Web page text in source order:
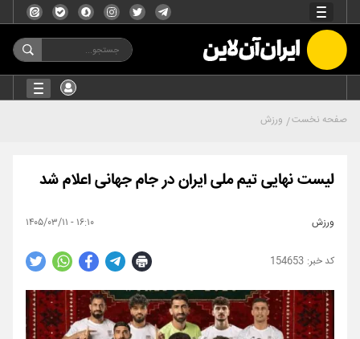
صفحه نخست ورزش
لیست نهایی تیم ملی ایران در جام جهانی اعلام شد
ورزش ۱۶:۱۰ - ۱۴۰۵/۰۳/۱۱
154653